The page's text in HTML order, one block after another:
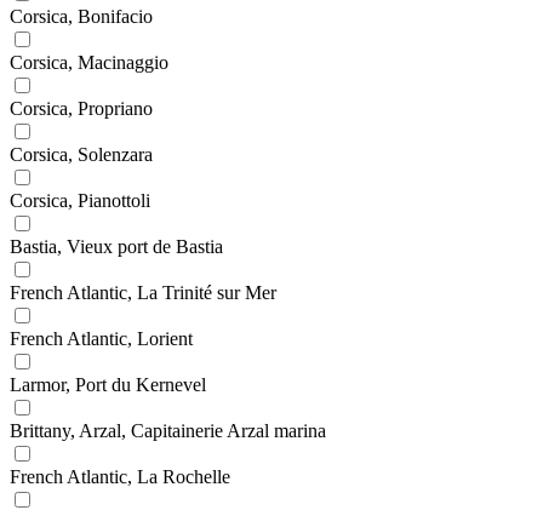
Corsica, Bonifacio
Corsica, Macinaggio
Corsica, Propriano
Corsica, Solenzara
Corsica, Pianottoli
Bastia, Vieux port de Bastia
French Atlantic, La Trinité sur Mer
French Atlantic, Lorient
Larmor, Port du Kernevel
Brittany, Arzal, Capitainerie Arzal marina
French Atlantic, La Rochelle